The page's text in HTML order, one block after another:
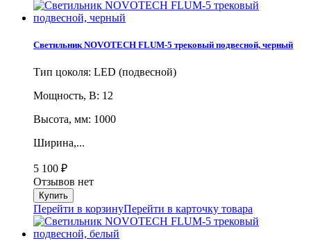
Светильник NOVOTECH FLUM-5 трековый подвесной, черный
Тип цоколя: LED (подвесной)
Мощность, В: 12
Высота, мм: 1000
Ширина,...
5 100 ₽
Отзывов нет
Перейти в корзинуПерейти в карточку товара